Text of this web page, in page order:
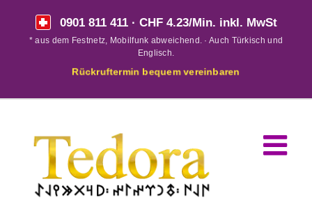
0901 811 411· CHF 4.23/Min. inkl. MwSt
* aus dem Festnetz, Mobilfunk abweichend. · Auch Türkisch und
Englisch.
Rückruftermin bequem vereinbaren